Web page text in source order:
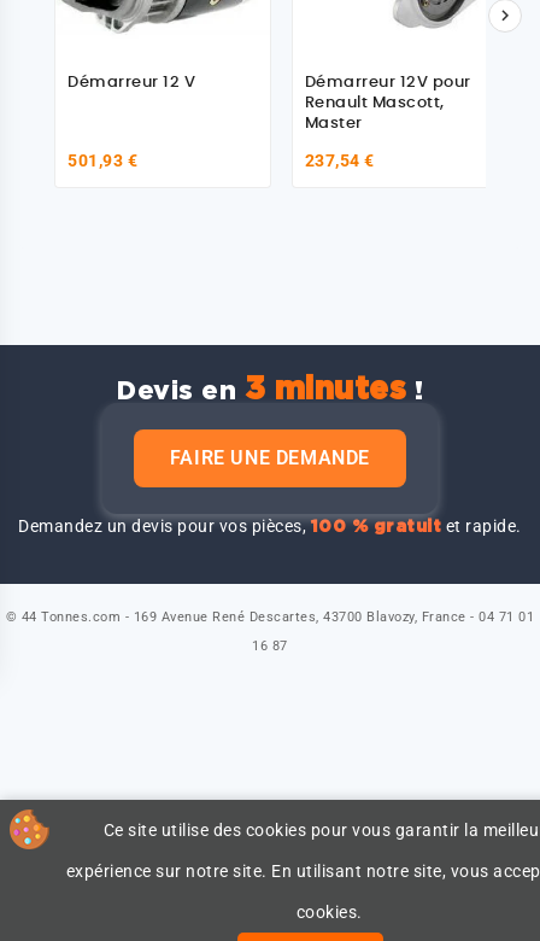
Démarreur 12 V
501,93 €
Démarreur 12V pour
Renault Mascott,
Master
237,54 €

Devis en 3 minutes !
FAIRE UNE DEMANDE
Demandez un devis pour vos pièces,100 % gratuit et rapide.
Ce site utilise des cookies pour vous garantir la
expérience sur notre site. En utilisant notre site, vous
cookies.
© 44 Tonnes.com - 169 Avenue René Descartes, 43700 Blavozy, France - 04 71 01
16 87